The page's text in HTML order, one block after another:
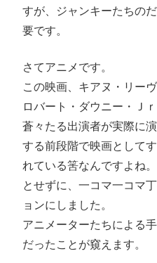
すが、ジャンキーたちの
要です。
さてアニメです。
この映画、キアヌ・リー
ロバート・ダウニー・Ｊ
蒼々たる出演者が実際に
する前段階で映画として
れている筈なんですよね
とせずに、一コマ一コマ
ョンにしました。
アニメーターたちによる
だったことが窺えます。